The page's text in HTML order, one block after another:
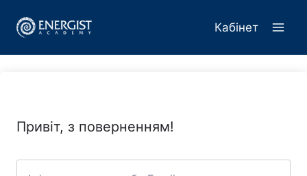
Кабінет
Привіт, з поверненням!